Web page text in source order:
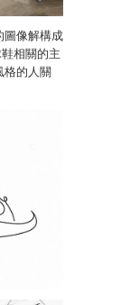
圖像解構成
相關的主
格的人關